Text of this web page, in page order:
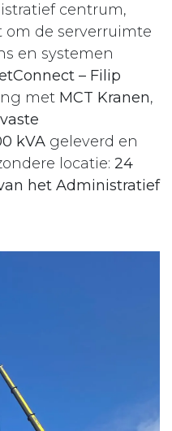
centrum,
de serverruimte
en systemen
– Filip
met MCT Kranen,
kVA geleverd en
locatie: 24
het Administratief